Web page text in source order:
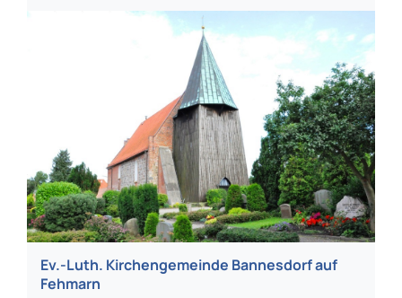
Ev.-Luth. Kirchengemeinde Bannesdorf auf
Fehmarn